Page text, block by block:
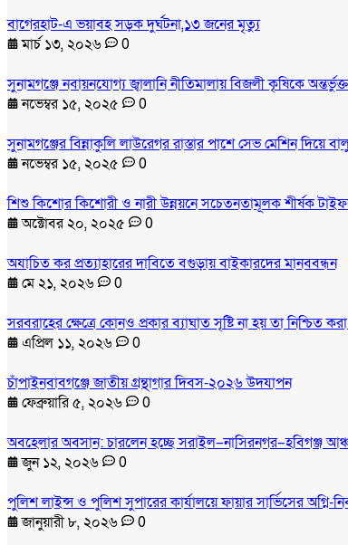
বাগেরহাট-এ ভয়াবহ সড়ক দুর্ঘটনা,১৩ জনের মৃত্যু
মার্চ ১৩, ২০২৬
0
সুনামগঞ্জে নবায়নযোগ্য জ্বালানি নীতিমালায় বিজলী কৃষিকে
নভেম্বর ১৫, ২০২৫
0
সুনামগঞ্জের বিন্নাকুলি লাউরেগর রাস্তার পাশে সেভ মেশিন দিয়ে
নভেম্বর ১৫, ২০২৫
0
শিশু কিশোর কিশোরী ও নারী উন্নয়নে সচেতনতামূলক শীর্ষক
অক্টোবর ২০, ২০২৫
0
অযাচিত কর প্রত্যাহারের দাবিতে বগুড়ায় বাইকারদের মানববন্ধন
মে ২১, ২০২৬
0
সরবরাহের ক্ষেত্রে কোনও প্রকার ব্যাঘাত সৃষ্টি না হয় তা নিশ্চিত
এপ্রিল ১১, ২০২৬
0
চাঁপাইনবাবগঞ্জে জাতীয় গ্রন্থাগার দিবস-২০২৬ উদযাপন
ফেব্রুয়ারি ৫, ২০২৬
0
অবহেলার অবসান: চারলেন হচ্ছে সরাইল–নাসিরনগর–হবিগঞ্জ
জুন ১২, ২০২৬
0
পুলিশ লাইন্স ও পুলিশ সুপারের কার্যালয়ে ফায়ার সার্ভিসের অগ্নি-
জানুয়ারী ৮, ২০২৬
0